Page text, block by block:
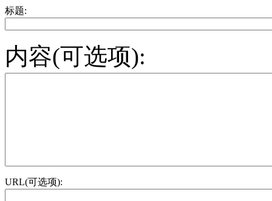
标题:
内容(可选项):
URL(可选项):